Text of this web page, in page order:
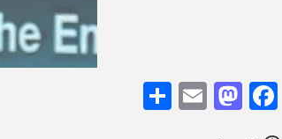
Facebook
Mastodon
Email